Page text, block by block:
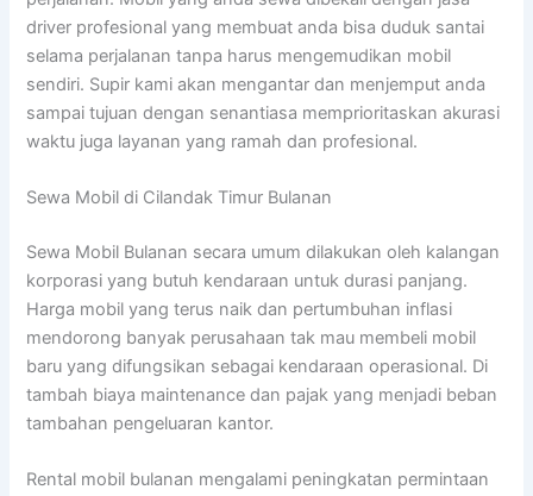
driver profesional yang membuat anda bisa duduk santai
selama perjalanan tanpa harus mengemudikan mobil
sendiri. Supir kami akan mengantar dan menjemput anda
sampai tujuan dengan senantiasa memprioritaskan akurasi
waktu juga layanan yang ramah dan profesional.
Sewa Mobil di Cilandak Timur Bulanan
Sewa Mobil Bulanan secara umum dilakukan oleh kalangan
korporasi yang butuh kendaraan untuk durasi panjang.
Harga mobil yang terus naik dan pertumbuhan inflasi
mendorong banyak perusahaan tak mau membeli mobil
baru yang difungsikan sebagai kendaraan operasional. Di
tambah biaya maintenance dan pajak yang menjadi beban
tambahan pengeluaran kantor.
Rental mobil bulanan mengalami peningkatan permintaan